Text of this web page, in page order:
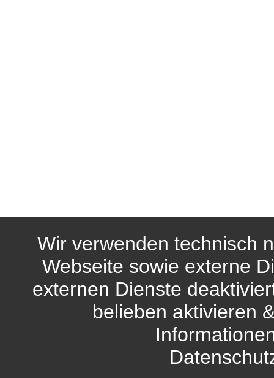
Wir verwenden technisch
Webseite sowie externe
externen Dienste
belieben aktivieren